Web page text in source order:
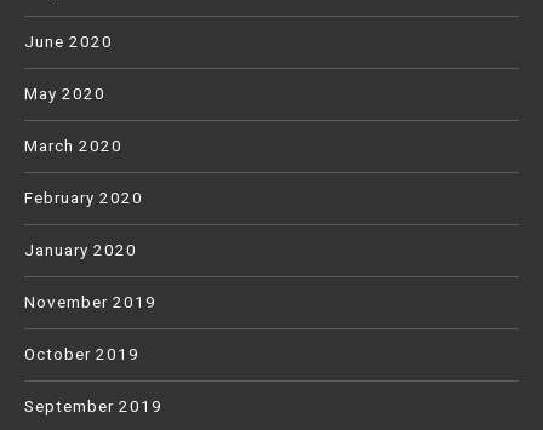
June 2020
May 2020
March 2020
February 2020
January 2020
November 2019
October 2019
September 2019